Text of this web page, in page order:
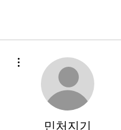
민처지기